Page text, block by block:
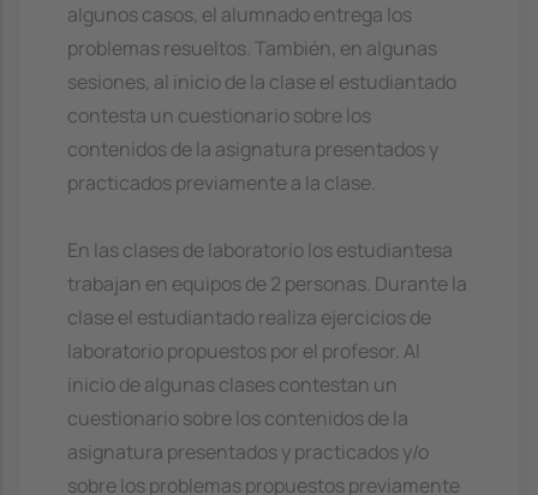
algunos casos, el alumnado entrega los
problemas resueltos. También, en algunas
sesiones, al inicio de la clase el estudiantado
contesta un cuestionario sobre los
contenidos de la asignatura presentados y
practicados previamente a la clase.
En las clases de laboratorio los estudiantesa
trabajan en equipos de 2 personas. Durante la
clase el estudiantado realiza ejercicios de
laboratorio propuestos por el profesor. Al
inicio de algunas clases contestan un
cuestionario sobre los contenidos de la
asignatura presentados y practicados y/o
sobre los problemas propuestos previamente